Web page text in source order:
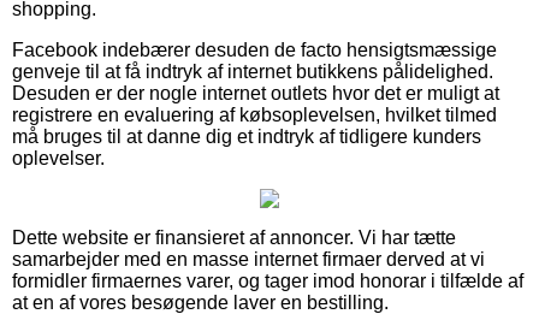
shopping.
Facebook indebærer desuden de facto hensigtsmæssige
genveje til at få indtryk af internet butikkens pålidelighed.
Desuden er der nogle internet outlets hvor det er muligt at
registrere en evaluering af købsoplevelsen, hvilket tilmed
må bruges til at danne dig et indtryk af tidligere kunders
oplevelser.
Dette website er finansieret af annoncer. Vi har tætte
samarbejder med en masse internet firmaer derved at vi
formidler firmaernes varer, og tager imod honorar i tilfælde af
at en af vores besøgende laver en bestilling.